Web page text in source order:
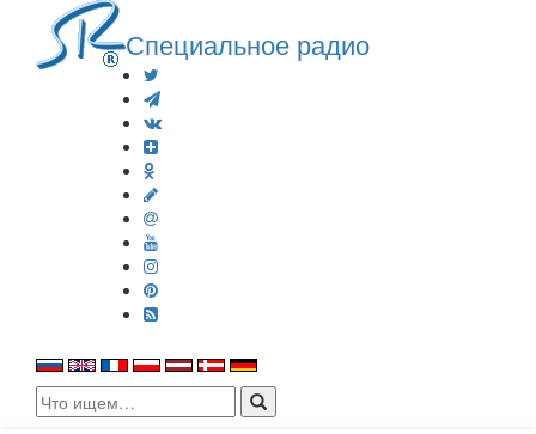
Специальное радио
Search
for: